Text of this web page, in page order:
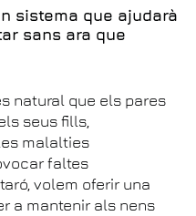
sistema que ajudarà
sans ara que
natural que els pares
seus fills,
malalties
faltes
volem oferir una
a mantenir als nens